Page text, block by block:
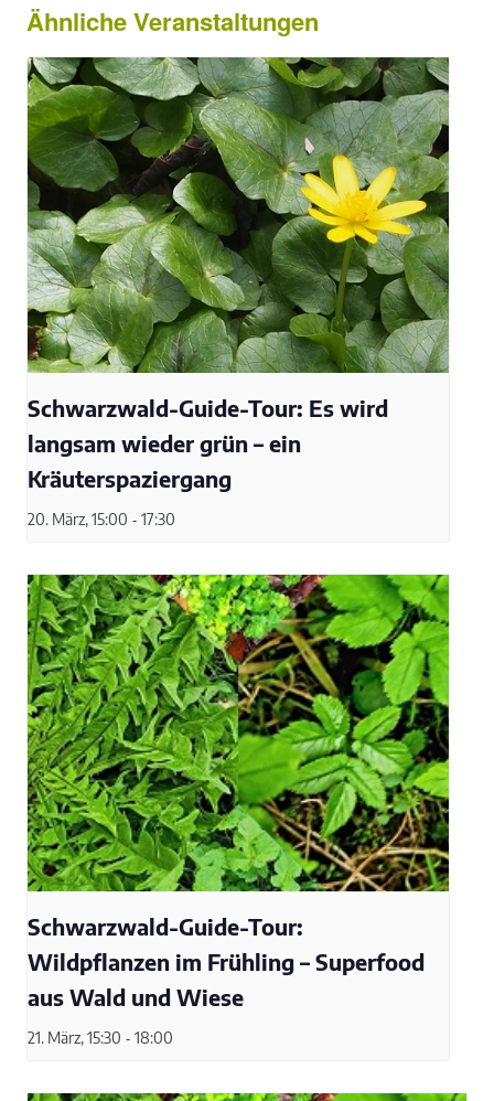
Ähnliche Veranstaltungen
Schwarzwald-Guide-Tour: Es wird
langsam wieder grün – ein
Kräuterspaziergang
20. März, 15:00 - 17:30
Schwarzwald-Guide-Tour:
Wildpflanzen im Frühling – Superfood
aus Wald und Wiese
21. März, 15:30 - 18:00